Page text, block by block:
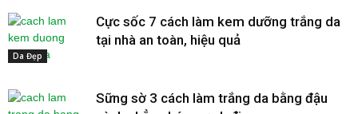
Da Đẹp
Cực sốc 7 cách làm kem dưỡng trắng da
tại nhà an toàn, hiệu quả
Sững sờ 3 cách làm trắng da bằng đậu